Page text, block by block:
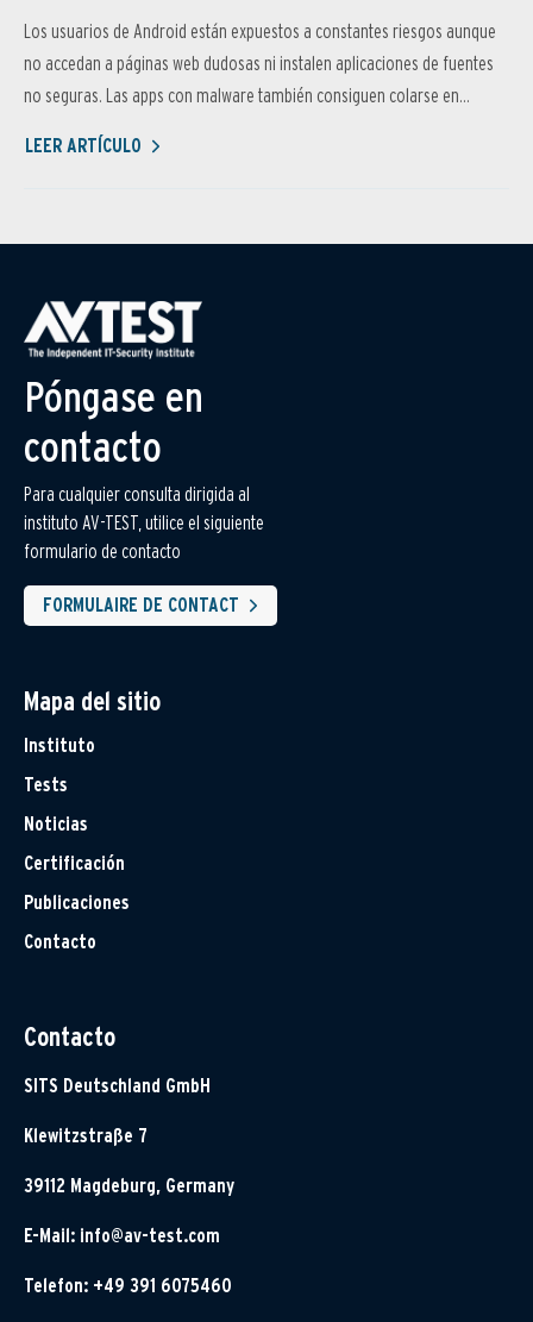
Los usuarios de Android están expuestos a constantes riesgos aunque
no accedan a páginas web dudosas ni instalen aplicaciones de fuentes
no seguras. Las apps con malware también consiguen colarse en...
LEER ARTÍCULO
Póngase en
contacto
Para cualquier consulta dirigida al
instituto AV-TEST, utilice el siguiente
formulario de contacto
FORMULAIRE DE CONTACT
Mapa del sitio
Instituto
Tests
Noticias
Certificación
Publicaciones
Contacto
Contacto
SITS Deutschland GmbH
Klewitzstraße 7
39112 Magdeburg, Germany
E-Mail: info@av-test.com
Telefon: +49 391 6075460